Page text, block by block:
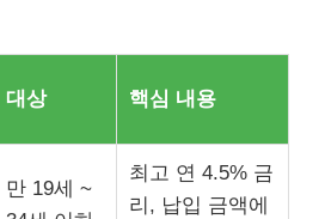
대상 핵심 내용
만 19세 ~
최고 연 4.5% 금
리, 납입 금액에